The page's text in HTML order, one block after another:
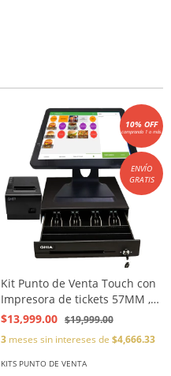
10% OFF
comprando 1 o más
ENVÍO
GRATIS
Kit Punto de Venta Touch con
Impresora de tickets 57MM ,
Cajón de Dinero Metalico
$13,999.00 $19,999.00
3meses sin intereses de $4,666.33
KITS PUNTO DE VENTA